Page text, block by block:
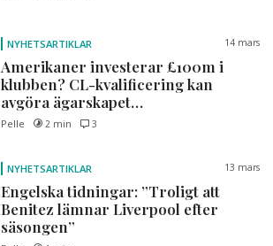
NYHETSARTIKLAR 14 mars
Amerikaner investerar £100m i
klubben? CL-kvalificering kan
avgöra ägarskapet…
Pelle 2 min 3
NYHETSARTIKLAR 13 mars
Engelska tidningar: ”Troligt att
Benitez lämnar Liverpool efter
säsongen”